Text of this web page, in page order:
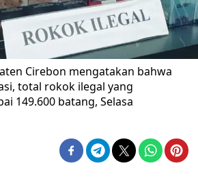
Cirebon mengatakan bahwa
total rokok ilegal yang
149.600 batang, Selasa